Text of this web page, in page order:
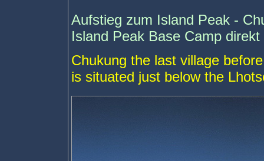
Aufstieg zum Island Peak -
Island Peak Base Camp
Chukung the last village
is situated just below the